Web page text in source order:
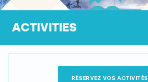
ACTIVITIES
RÉSERVEZ VOS ACTIVITÉS